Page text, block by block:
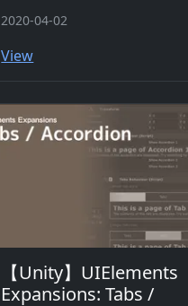
2020-04-02
View
【Unity】UIElements
Expansions: Tabs /